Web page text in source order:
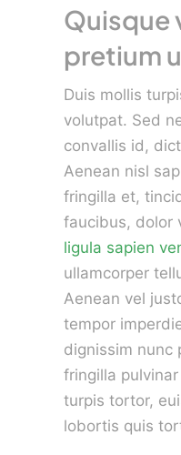
Quisque
pretium
Duis mollis
volutpat. Sed
convallis id,
Aenean nisl
fringilla et,
faucibus, dolor
ligula sapien
ullamcorper
Aenean vel
tempor
dignissim nunc
fringilla
turpis tortor,
lobortis quis